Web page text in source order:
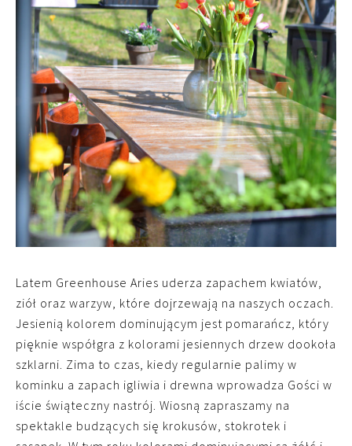
Latem Greenhouse Aries uderza zapachem kwiatów,
ziół oraz warzyw, które dojrzewają na naszych oczach.
Jesienią kolorem dominującym jest pomarańcz, który
pięknie współgra z kolorami jesiennych drzew dookoła
szklarni. Zima to czas, kiedy regularnie palimy w
kominku a zapach igliwia i drewna wprowadza Gości w
iście świąteczny nastrój. Wiosną zapraszamy na
spektakle budzących się krokusów, stokrotek i